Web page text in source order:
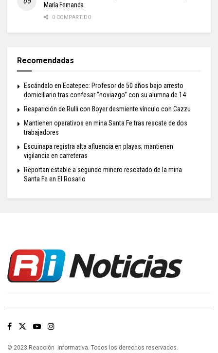
María Fernanda
0 COMPARTIDO
Recomendadas
Escándalo en Ecatepec: Profesor de 50 años bajo arresto
domiciliario tras confesar “noviazgo” con su alumna de 14
Reaparición de Rulli con Boyer desmiente vínculo con Cazzu
Mantienen operativos en mina Santa Fe tras rescate de dos
trabajadores
Escuinapa registra alta afluencia en playas; mantienen
vigilancia en carreteras
Reportan estable a segundo minero rescatado de la mina
Santa Fe en El Rosario
© 2023 Reacción Informativa. Todos los derechos reservados.